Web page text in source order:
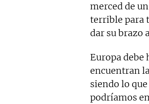
merced de
terrible para
dar su brazo
Europa debe
encuentran
siendo lo
podríamos